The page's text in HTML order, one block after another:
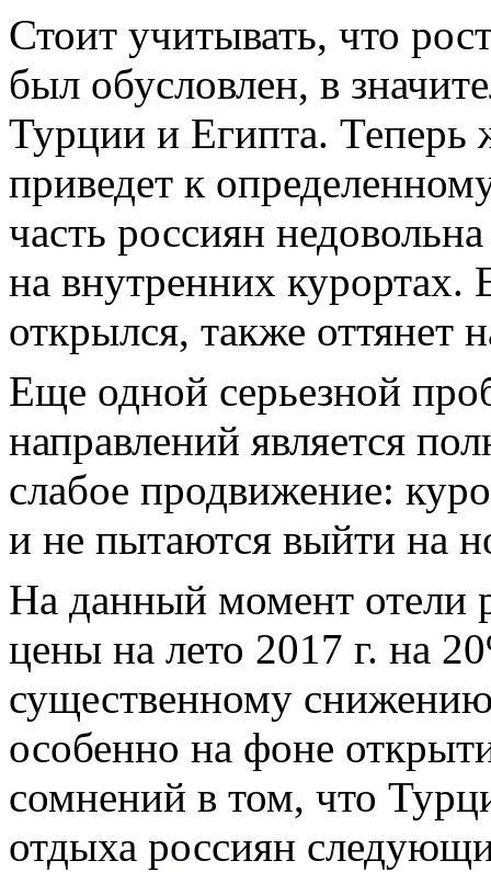
Стоит учитывать, что
был обусловлен, в
Турции и Египта. Теперь
приведет к
часть россиян
на внутренних курортах.
открылся, также оттянет
Еще одной серьезной
направлений является
слабое продвижение:
и не пытаются выйти на
На данный момент отели
цены на лето 2017 г. на
существенному
особенно на фоне
сомнений в том, что
отдыха россиян